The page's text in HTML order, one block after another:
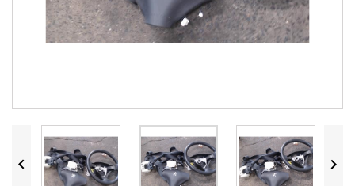
 